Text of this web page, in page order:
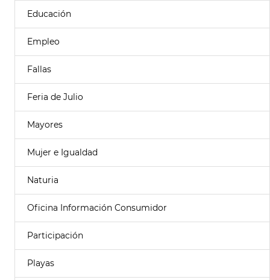
Educación
Empleo
Fallas
Feria de Julio
Mayores
Mujer e Igualdad
Naturia
Oficina Información Consumidor
Participación
Playas